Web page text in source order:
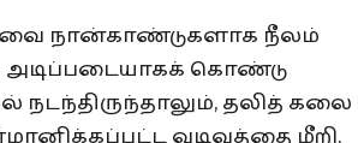
நான்காண்டுகளாக நீலம்
அடிப்படையாகக் கொண்டு
நடந்திருந்தாலும், தலித் கலை